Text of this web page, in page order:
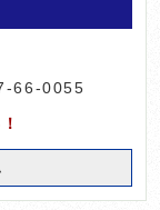
66-0055